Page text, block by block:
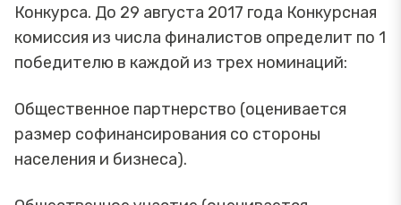
Конкурса. До 29 августа 2017 года Конкурсная
комиссия из числа финалистов определит по 1
победителю в каждой из трех номинаций:
Общественное партнерство (оценивается
размер софинансирования со стороны
населения и бизнеса).